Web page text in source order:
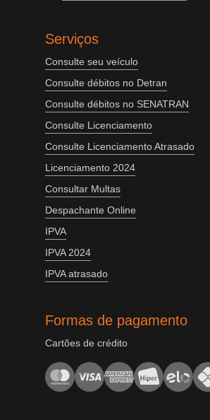
Serviços
Consulte seu veículo
Consulte débitos no Detran
Consulte débitos no SENATRAN
Consulte Licenciamento
Consulte Licenciamento Atrasado
Licenciamento 2024
Consultar Multas
Despachante Online
IPVA
IPVA 2024
IPVA atrasado
Formas de pagamento
Cartões de crédito